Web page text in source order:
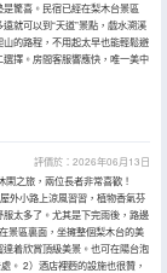
驚喜。民宿已經在梨木台景區
就可以到“天道”景點，戲水溯溪
的路程，不用起太早也能輕鬆避
擇。房間客服響應快，唯一美中
評價於：2026年06月13日
之旅，兩位長者非常喜歡！
外小路上涼風習習，植物香氣芬
太多了。尤其是下完雨後，路邊
景區裏面，坐擁整個梨木台的美
着欣賞頂級美景。也可在陽台泡
。 2）酒店裡麪的設施也很贊，